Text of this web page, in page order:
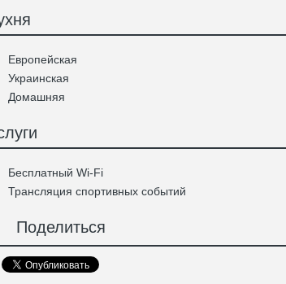
Европейская
Украинская
Домашняя
Бесплатный Wi-Fi
Трансляция спортивных событий
Поделиться